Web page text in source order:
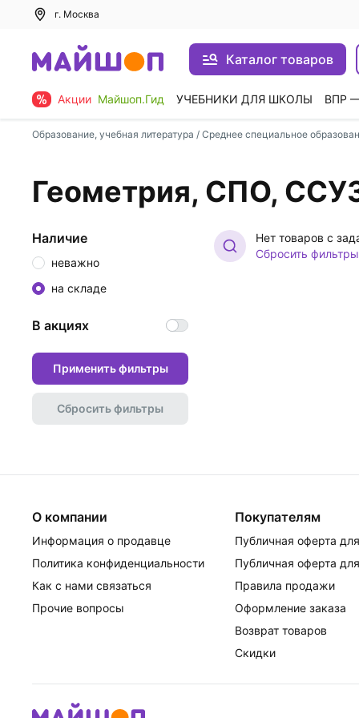
г. Москва
Каталог товаров
Акции Майшоп.Гид УЧЕБНИКИ ДЛЯ ШКОЛЫ ВПР
Образование, учебная литература / Среднее специальное
Геометрия, СПО,
Нет товаров с
Сбросить фильтры
Наличие
неважно
на складе
В акциях
Применить фильтры
Сбросить фильтры
О компании
Информация о продавце
Политика конфиденциальности
Как с нами связаться
Прочие вопросы
Покупателям
Публичная оферта
Публичная оферта
Правила продажи
Оформление заказа
Возврат товаров
Скидки